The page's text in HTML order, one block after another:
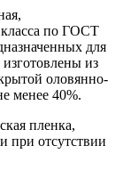
по ГОСТ
для
из
оловянно-
менее 40%.
пленка,
при отсутствии